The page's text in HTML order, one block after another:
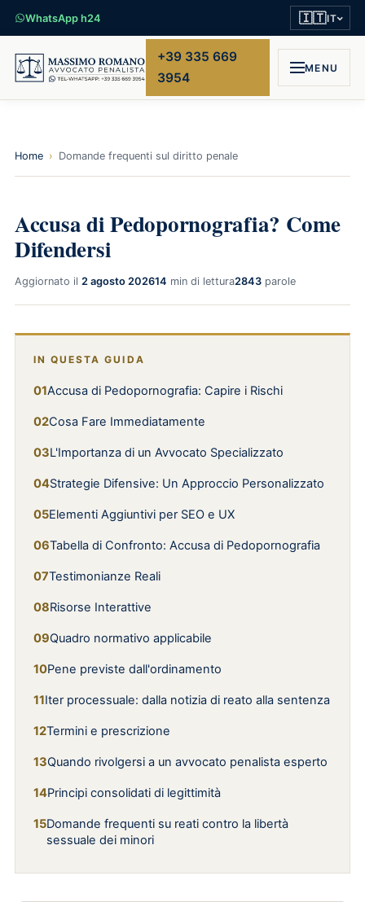
WhatsApp h24 🇮🇹IT
+39 335 669
3954
MENU
Home › Domande frequenti sul diritto penale
Accusa di Pedopornografia? Come
Difendersi
Aggiornato il 2 agosto 202614 min di lettura2843 parole
IN QUESTA GUIDA
Accusa di Pedopornografia: Capire i Rischi
Cosa Fare Immediatamente
L'Importanza di un Avvocato Specializzato
Strategie Difensive: Un Approccio Personalizzato
Elementi Aggiuntivi per SEO e UX
Tabella di Confronto: Accusa di Pedopornografia
Testimonianze Reali
Risorse Interattive
Quadro normativo applicabile
Pene previste dall'ordinamento
Iter processuale: dalla notizia di reato alla sentenza
Termini e prescrizione
Quando rivolgersi a un avvocato penalista esperto
Principi consolidati di legittimità
Domande frequenti su reati contro la libertà
sessuale dei minori